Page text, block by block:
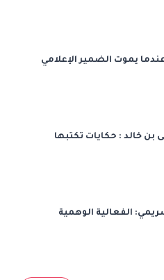
يموت الضمير الإعلامي
خالد : حكايات تكتبها
الفعالية الوهمية